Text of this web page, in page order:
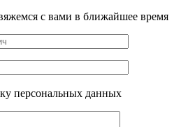
с вами в ближайшее время
персональных данных